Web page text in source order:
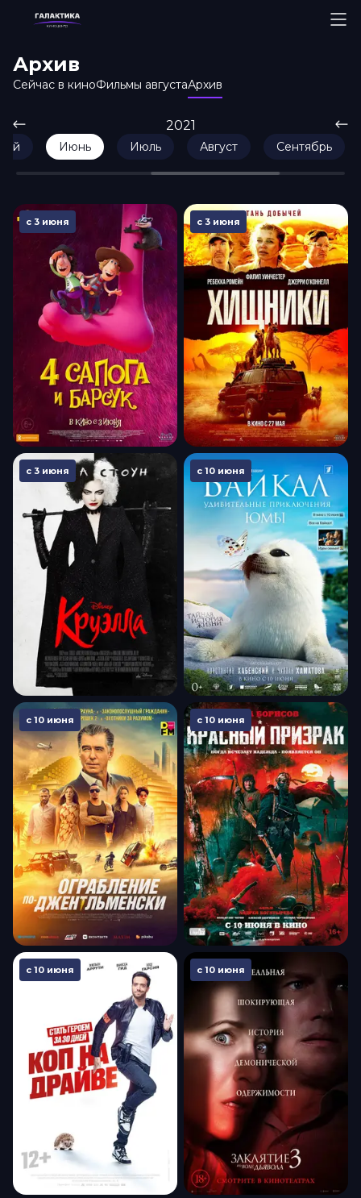
Архив
Сейчас в киноФильмы августаАрхив
2021
Июнь Июль Август Сентябрь
с 3 июня с 3 июня
с 3 июня с 10 июня
с 10 июня с 10 июня
с 10 июня с 10 июня